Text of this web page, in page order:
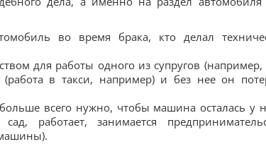
во время брака, кто делал
для работы одного из супругов
в такси, например) и без нее он
всего нужно, чтобы машина осталась у
работает, занимается